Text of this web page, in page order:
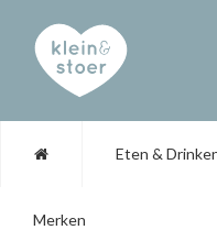
Eten &
Merken